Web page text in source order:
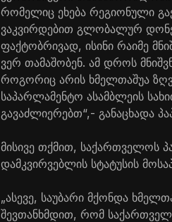
რომელიც ეხება რეგიონული
ვაკვირდებით გლობალურ
ფაქტობრივად, ისინი რაიმე
ვერ თამაშობენ. ამ დროს
როგორიც არის ხმელთაშუა
საპარლამენტო ასამბლეის
გავაძლიერებთ“,- განაცხადა
მისივე თქმით, საქართველოს
დამკვირვებლის სტატუსის
„ასევე, საუბარი მქონდა
შევთანხმდით, რომ